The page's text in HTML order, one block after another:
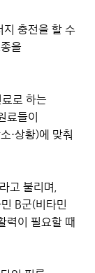
지 충전을 할 수
을
료로 하는
료들이
·상황)에 맞춰
고 불리며,
B군(비타민
력이 필요할 때